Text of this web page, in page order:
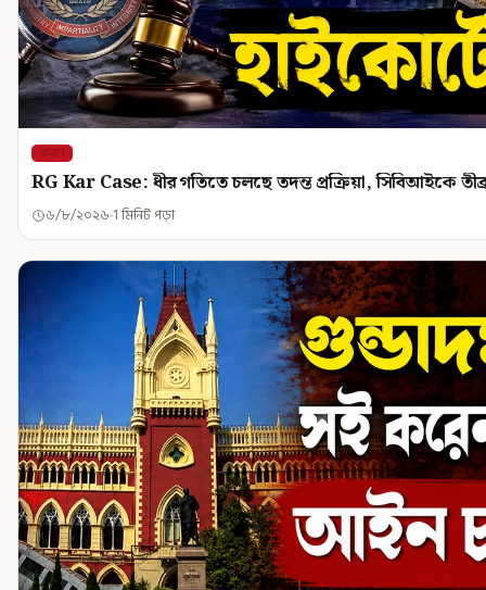
রাজ্য
RG Kar Case: ধীর গতিতে চলছে তদন্ত প্রক্রিয়া, সিবিআইকে
৬/৮/২০২৬ 1 মিনিট পড়া